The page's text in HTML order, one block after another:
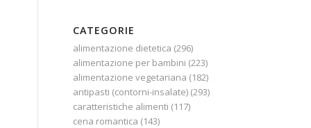
CATEGORIE
alimentazione dietetica (296)
alimentazione per bambini (223)
alimentazione vegetariana (182)
antipasti (contorni-insalate) (293)
caratteristiche alimenti (117)
cena romantica (143)